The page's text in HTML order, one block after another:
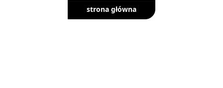
strona główna